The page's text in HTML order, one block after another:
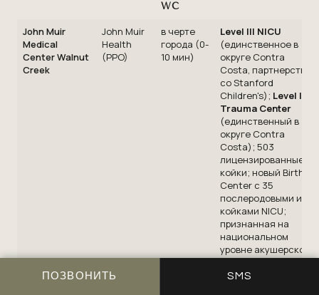
WC
John Muir
Medical
Center Walnut
Creek
John Muir
Health
(PPO)
в черте
города (0-
10 мин)
Level III NICU
(единственное в
округе Contra
Costa, партнерство
со Stanford
Children's); Level II
Trauma Center
(единственный в
округе Contra
Costa); 503
лицензированные
койки; новый Birth
Center с 35
послеродовыми и 35
койками NICU;
признанная на
национальном
уровне акушерско-
служба по версии US
ПОЗВОНИТЬ SMS